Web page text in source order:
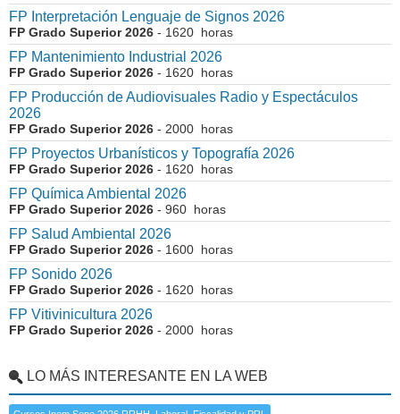
FP Interpretación Lenguaje de Signos 2026
FP Grado Superior 2026 - 1620 horas
FP Mantenimiento Industrial 2026
FP Grado Superior 2026 - 1620 horas
FP Producción de Audiovisuales Radio y Espectáculos
2026
FP Grado Superior 2026 - 2000 horas
FP Proyectos Urbanísticos y Topografía 2026
FP Grado Superior 2026 - 1620 horas
FP Química Ambiental 2026
FP Grado Superior 2026 - 960 horas
FP Salud Ambiental 2026
FP Grado Superior 2026 - 1600 horas
FP Sonido 2026
FP Grado Superior 2026 - 1620 horas
FP Vitivinicultura 2026
FP Grado Superior 2026 - 2000 horas
LO MÁS INTERESANTE EN LA WEB